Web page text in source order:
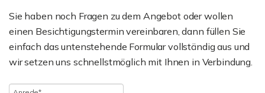
Sie haben noch Fragen zu dem Angebot oder wollen
einen Besichtigungstermin vereinbaren, dann füllen Sie
einfach das untenstehende Formular vollständig aus und
wir setzen uns schnellstmöglich mit Ihnen in Verbindung.